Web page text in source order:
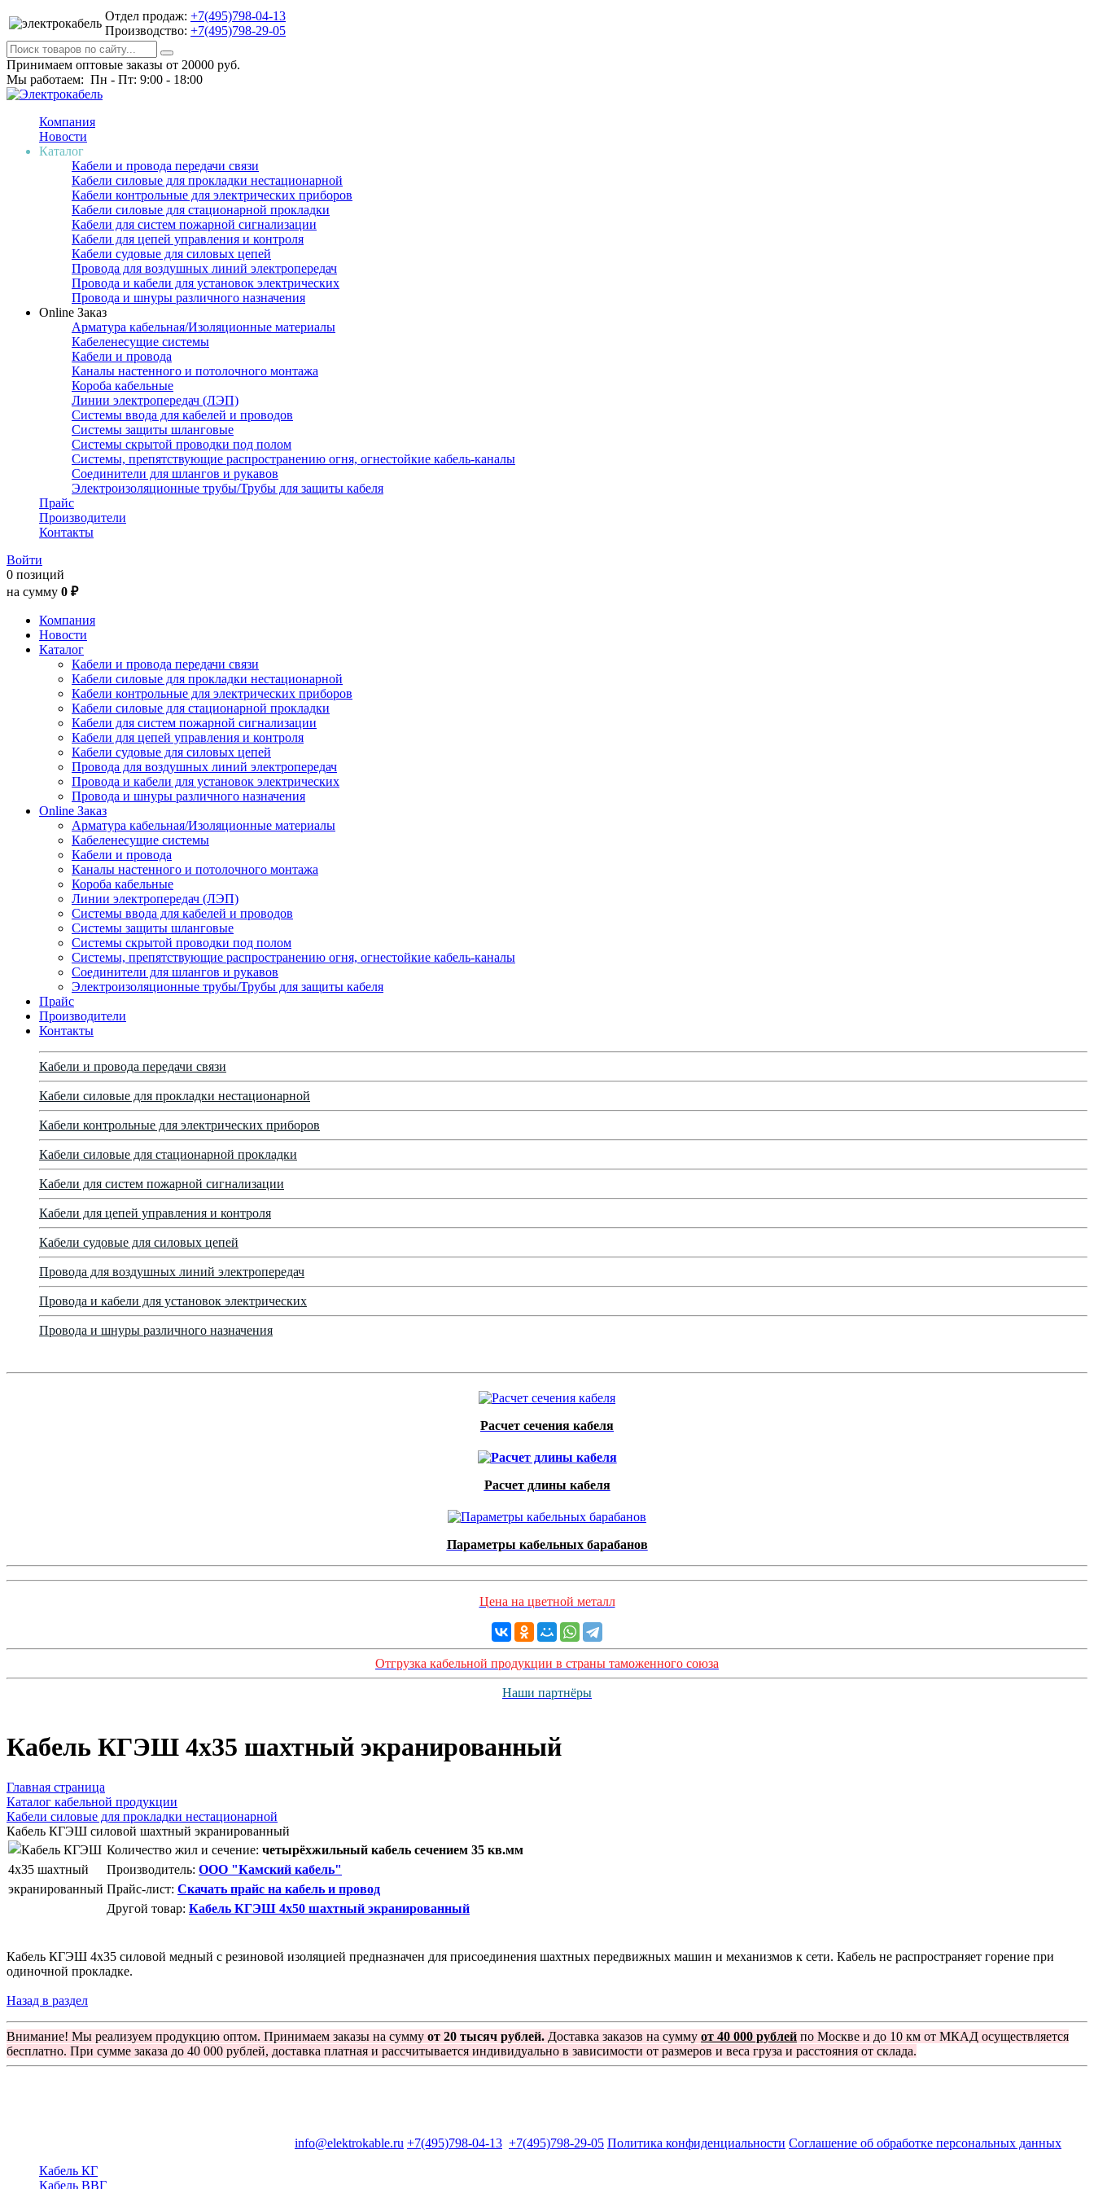
Отдел продаж: +7(495)798-04-13
Производство: +7(495)798-29-05
Принимаем оптовые заказы от 20000 руб.
Мы работаем: Пн - Пт: 9:00 - 18:00
Компания
Новости
Каталог
Кабели и провода передачи связи
Кабели силовые для прокладки нестационарной
Кабели контрольные для электрических приборов
Кабели силовые для стационарной прокладки
Кабели для систем пожарной сигнализации
Кабели для цепей управления и контроля
Кабели судовые для силовых цепей
Провода для воздушных линий электропередач
Провода и кабели для установок электрических
Провода и шнуры различного назначения
Online Заказ
Арматура кабельная/Изоляционные материалы
Кабеленесущие системы
Кабели и провода
Каналы настенного и потолочного монтажа
Короба кабельные
Линии электропередач (ЛЭП)
Системы ввода для кабелей и проводов
Системы защиты шланговые
Системы скрытой проводки под полом
Системы, препятствующие распространению огня, огнестойкие кабель-каналы
Соединители для шлангов и рукавов
Электроизоляционные трубы/Трубы для защиты кабеля
Прайс
Производители
Контакты
Войти
0 позиций
на сумму 0 ₽
Компания
Новости
Каталог
Кабели и провода передачи связи
Кабели силовые для прокладки нестационарной
Кабели контрольные для электрических приборов
Кабели силовые для стационарной прокладки
Кабели для систем пожарной сигнализации
Кабели для цепей управления и контроля
Кабели судовые для силовых цепей
Провода для воздушных линий электропередач
Провода и кабели для установок электрических
Провода и шнуры различного назначения
Online Заказ
Арматура кабельная/Изоляционные материалы
Кабеленесущие системы
Кабели и провода
Каналы настенного и потолочного монтажа
Короба кабельные
Линии электропередач (ЛЭП)
Системы ввода для кабелей и проводов
Системы защиты шланговые
Системы скрытой проводки под полом
Системы, препятствующие распространению огня, огнестойкие кабель-каналы
Соединители для шлангов и рукавов
Электроизоляционные трубы/Трубы для защиты кабеля
Прайс
Производители
Контакты
Кабели и провода передачи связи
Кабели силовые для прокладки нестационарной
Кабели контрольные для электрических приборов
Кабели силовые для стационарной прокладки
Кабели для систем пожарной сигнализации
Кабели для цепей управления и контроля
Кабели судовые для силовых цепей
Провода для воздушных линий электропередач
Провода и кабели для установок электрических
Провода и шнуры различного назначения
Расчет сечения кабеля
Расчет длины кабеля
Параметры кабельных барабанов
Цена на цветной металл
Отгрузка кабельной продукции в страны таможенного союза
Наши партнёры
Кабель КГЭШ 4x35 шахтный экранированный
Главная страница
Каталог кабельной продукции
Кабели силовые для прокладки нестационарной
Кабель КГЭШ силовой шахтный экранированный
Количество жил и сечение: четырёхжильный кабель сечением 35 кв.мм
Производитель: ООО "Камский кабель"
Прайс-лист: Скачать прайс на кабель и провод
Другой товар: Кабель КГЭШ 4x50 шахтный экранированный
Кабель КГЭШ 4x35 силовой медный с резиновой изоляцией предназначен для присоединения шахтных передвижных машин и механизмов к сети. Кабель не распространяет горение при
одиночной прокладке.
Назад в раздел
Внимание! Мы реализуем продукцию оптом. Принимаем заказы на сумму от 20 тысяч рублей. Доставка заказов на сумму от 40 000 рублей по Москве и до 10 км от МКАД осуществляется
бесплатно. При сумме заказа до 40 000 рублей, доставка платная и рассчитывается индивидуально в зависимости от размеров и веса груза и расстояния от склада.
info@elektrokable.ru +7(495)798-04-13 +7(495)798-29-05 Политика конфиденциальности Соглашение об обработке персональных данных
Кабель КГ
Кабель ВВГ